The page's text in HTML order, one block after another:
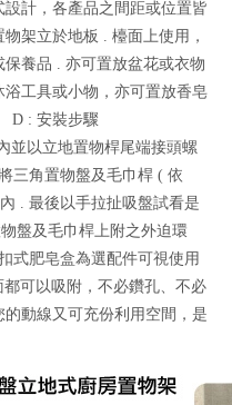
計，各產品之間距或位置皆
架立於地板 . 檯面上使用，
養品 . 亦可置放盆花或衣物
浴工具或小物，亦可置放香皂
D : 安裝步驟
並以立地置物桿尾端接頭螺
角置物盤及毛巾桿 ( 依
. 最後以手拉扯吸盤試看是
盤及毛巾桿上附之外迫環
式肥皂盒為選配件可視使用
可以吸附，不必鑽孔、不必
動線又可充份利用空間，是